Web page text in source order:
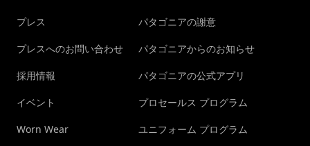
プレス
プレスへのお問い合わせ
採用情報
イベント
Worn Wear
パタゴニアの謝意
パタゴニアからのお知らせ
パタゴニアの公式アプリ
プロセールス プログラム
ユニフォーム プログラム